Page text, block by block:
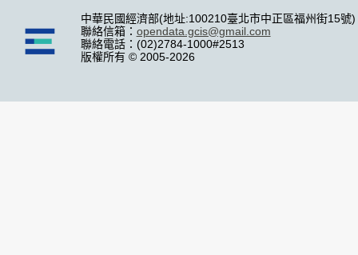
中華民國經濟部(地址:100210臺北市中正區福州街15號)
聯絡信箱： opendata.gcis@gmail.com
聯絡電話：(02)2784-1000#2513
版權所有 © 2005-2026